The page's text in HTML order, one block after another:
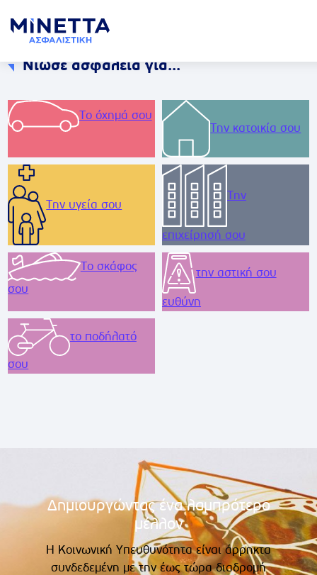
Νιώσε ασφάλεια για...
Το όχημά σου
Την κατοικία σου
Την υγεία σου
Την
επιχείρησή σου
Το σκάφος
σου
την αστική σου
ευθύνη
το ποδήλατό
σου
Δημιουργώντας ένα λαμπρότερο
μέλλον
Η Κοινωνική Υπευθυνότητα είναι άρρηκτα
συνδεδεμένη με την έως τώρα διαδρομή